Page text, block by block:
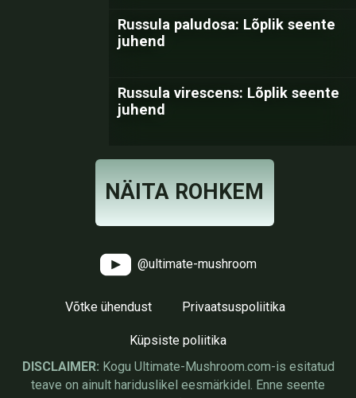
Russula paludosa: Lõplik seente
juhend
Russula virescens: Lõplik seente
juhend
NÄITA ROHKEM
@ultimate-mushroom
Võtke ühendust Privaatsuspoliitika
Küpsiste poliitika
DISCLAIMER: Kogu Ultimate-Mushroom.com-is esitatud
teave on ainult hariduslikel eesmärkidel. Enne seente